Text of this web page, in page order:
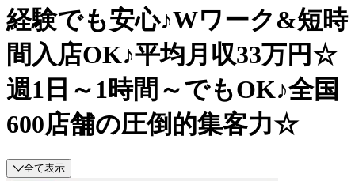
経験でも安心♪Wワーク&短時
間入店OK♪平均月収33万円☆
週1日～1時間～でもOK♪全国
600店舗の圧倒的集客力☆
全て表示